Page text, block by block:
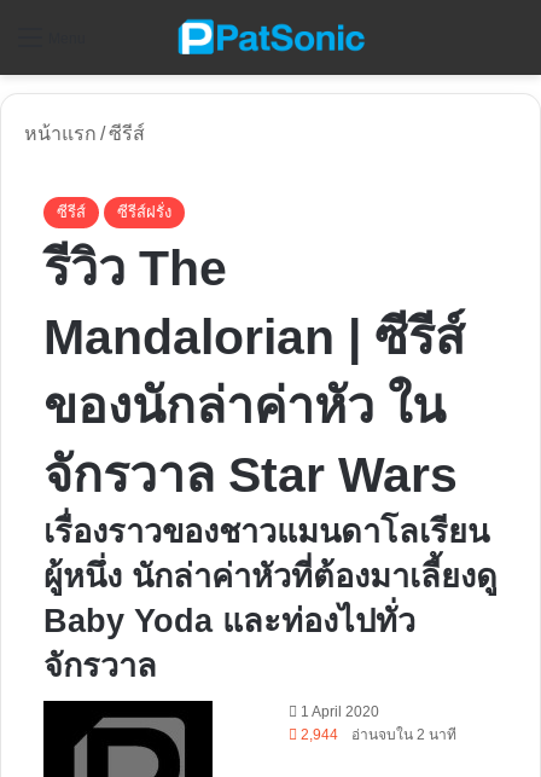
หน้าแรก /ซีรีส์
ซีรีส์ ซีรีส์ฝรั่ง
รีวิว The
Mandalorian | ซีรีส์
ของนักล่าค่าหัว ใน
จักรวาล Star Wars
เรื่องราวของชาวแมนดาโลเรียน
ผู้หนึ่ง นักล่าค่าหัวที่ต้องมาเลี้ยงดู
Baby Yoda และท่องไปทั่ว
จักรวาล
Follow
on
1 April 2020
2,944
อ่านจบใน 2 นาที